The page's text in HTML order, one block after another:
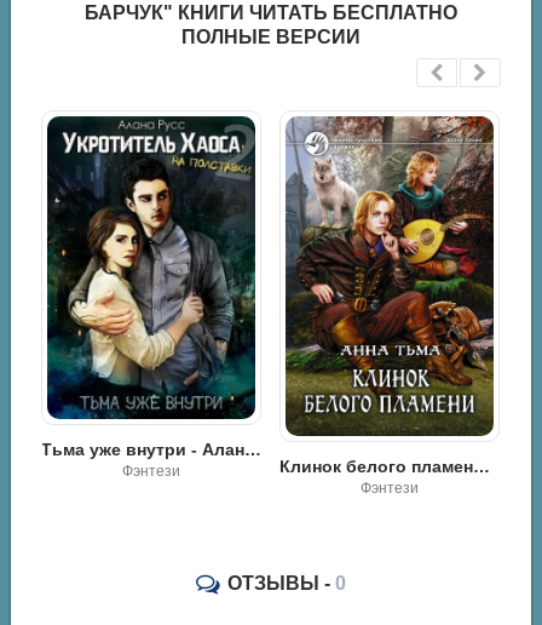
БАРЧУК" КНИГИ ЧИТАТЬ БЕСПЛАТНО
ПОЛНЫЕ ВЕРСИИ
Последний шанс - Натали Лав
Роман
ОТЗЫВЫ - 0